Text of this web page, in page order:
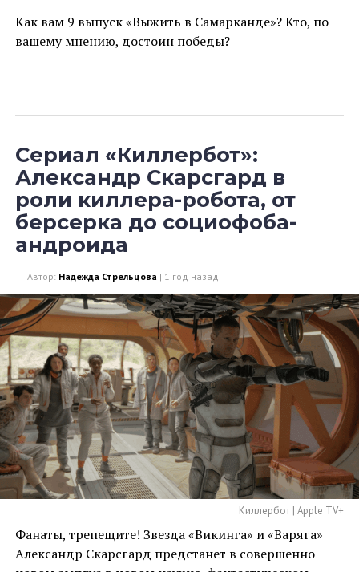
Как вам 9 выпуск «Выжить в Самарканде»? Кто, по
вашему мнению, достоин победы?
Сериал «Киллербот»:
Александр Скарсгард в
роли киллера-робота, от
берсерка до социофоба-
андроида
Автор: Надежда Стрельцова | 1 год назад
Киллербот | Apple TV+
Фанаты, трепещите! Звезда «Викинга» и «Варяга»
Александр Скарсгард предстанет в совершенно